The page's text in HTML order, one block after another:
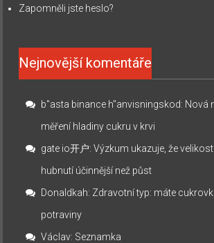
Zapomněli jste heslo?
Nejnovější komentáře
b"asta binance h"anvisningskod: Nová
měření hladiny cukru v krvi
gate io开户:Výzkum ukazuje, že
hubnutí účinnější než půst
Donaldkah: Zdravotní typ: máte
potraviny
Václav: Seznamka